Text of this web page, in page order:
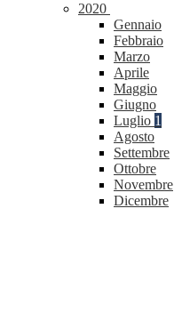
2020
Gennaio
Febbraio
Marzo
Aprile
Maggio
Giugno
Luglio 1
Agosto
Settembre
Ottobre
Novembre
Dicembre